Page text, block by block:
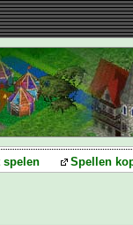
spelen Spellen